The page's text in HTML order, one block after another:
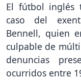
El fútbol inglés
caso del
Bennell, quien
culpable de
denuncias
ocurridos entre